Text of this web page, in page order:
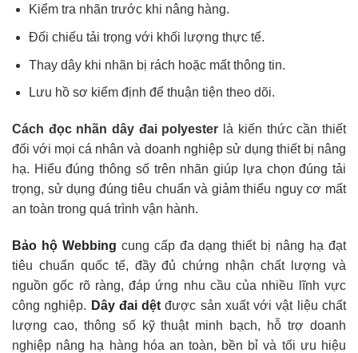
Kiểm tra nhãn trước khi nâng hàng.
Đối chiếu tải trọng với khối lượng thực tế.
Thay dây khi nhãn bị rách hoặc mất thông tin.
Lưu hồ sơ kiểm định để thuận tiện theo dõi.
Cách đọc nhãn dây đai polyester là kiến thức cần thiết
đối với mọi cá nhân và doanh nghiệp sử dụng thiết bị nâng
hạ. Hiểu đúng thông số trên nhãn giúp lựa chọn đúng tải
trọng, sử dụng đúng tiêu chuẩn và giảm thiểu nguy cơ mất
an toàn trong quá trình vận hành.
Bảo hộ Webbing cung cấp đa dạng thiết bị nâng hạ đạt
tiêu chuẩn quốc tế, đầy đủ chứng nhận chất lượng và
nguồn gốc rõ ràng, đáp ứng nhu cầu của nhiều lĩnh vực
công nghiệp. Dây đai dệt được sản xuất với vật liệu chất
lượng cao, thông số kỹ thuật minh bạch, hỗ trợ doanh
nghiệp nâng hạ hàng hóa an toàn, bền bỉ và tối ưu hiệu